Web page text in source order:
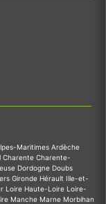
Maritimes Ardèche
Charente Charente-
Dordogne Doubs
Gironde Hérault Ille-et-
Loire Haute-Loire Loire-
Manche Marne Morbihan